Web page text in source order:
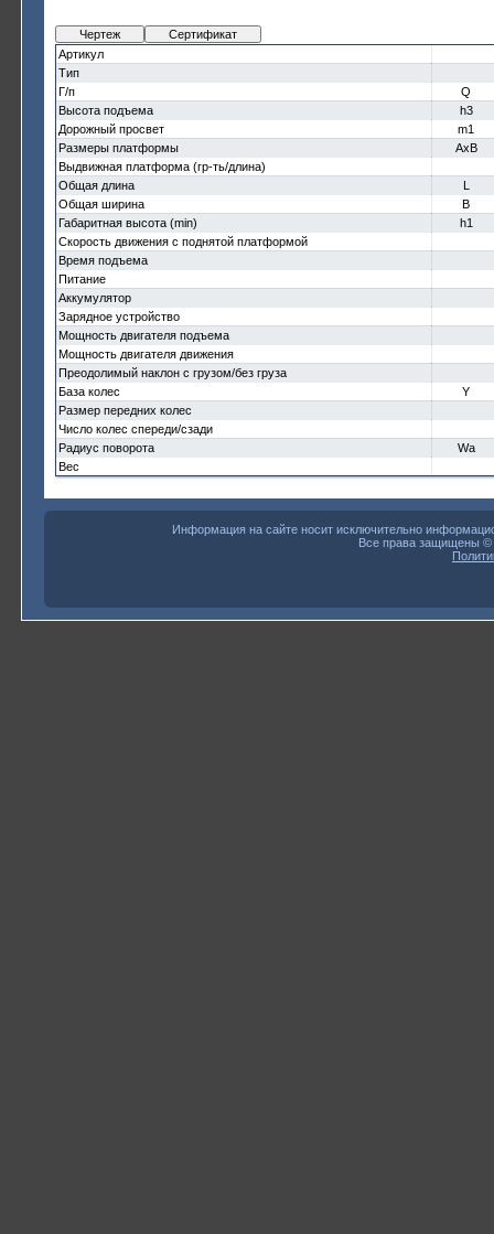
Чертеж
Сертификат
Артикул
Тип
Г/п
Q
Высота подъема
h3
Дорожный просвет
m1
Размеры платформы
AxB
Выдвижная платформа (гр-ть/длина)
Общая длина
L
Общая ширина
B
Габаритная высота (min)
h1
Скорость движения с поднятой платформой
Время подъема
Питание
Аккумулятор
Зарядное устройство
Мощность двигателя подъема
Мощность двигателя движения
Преодолимый наклон с грузом/без груза
База колес
Y
Размер передних колес
Число колес спереди/сзади
Радиус поворота
Wa
Вес
Информация на сайте носит исключительно
Все права защищены ©